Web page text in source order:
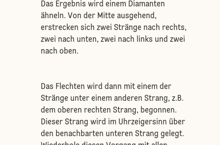
Das Ergebnis wird einem Diamanten
ähneln. Von der Mitte ausgehend,
erstrecken sich zwei Stränge nach rechts,
zwei nach unten, zwei nach links und zwei
nach oben.
Das Flechten wird dann mit einem der
Stränge unter einem anderen Strang, z.B.
dem oberen rechten Strang, begonnen.
Dieser Strang wird im Uhrzeigersinn über
den benachbarten unteren Strang gelegt.